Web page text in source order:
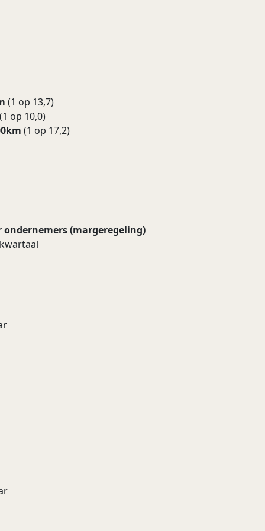
(1 op 13,7)
(1 op 10,0)
(1 op 17,2)
ondernemers (margeregeling)